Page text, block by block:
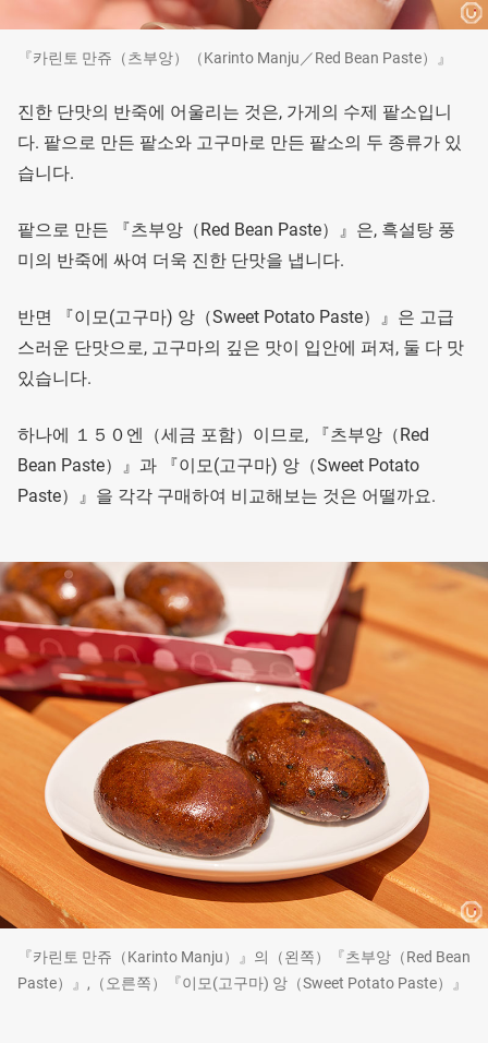
『카린토 만쥬（츠부앙）（Karinto Manju／Red Bean Paste）』
진한 단맛의 반죽에 어울리는 것은, 가게의 수제 팥소입니
다. 팥으로 만든 팥소와 고구마로 만든 팥소의 두 종류가 있
습니다.
팥으로 만든 『츠부앙（Red Bean Paste）』은, 흑설탕 풍
미의 반죽에 싸여 더욱 진한 단맛을 냅니다.
반면 『이모(고구마) 앙（Sweet Potato Paste）』은 고급
스러운 단맛으로, 고구마의 깊은 맛이 입안에 퍼져, 둘 다 맛
있습니다.
하나에 １５０엔（세금 포함）이므로, 『츠부앙（Red
Bean Paste）』과 『이모(고구마) 앙（Sweet Potato
Paste）』을 각각 구매하여 비교해보는 것은 어떨까요.
『카린토 만쥬（Karinto Manju）』의（왼쪽）『츠부앙（Red Bean
Paste）』,（오른쪽）『이모(고구마) 앙（Sweet Potato Paste）』